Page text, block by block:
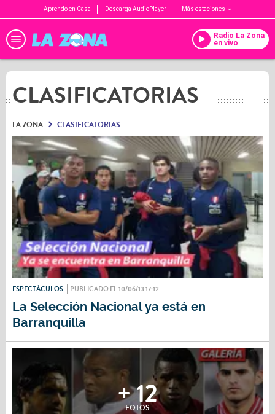
Aprendo en Casa Descarga AudioPlayer Más estaciones
Radio La Zona
en vivo
CLASIFICATORIAS
LA ZONA CLASIFICATORIAS
ESPECTÁCULOS PUBLICADO EL 10/06/13 17:12
La Selección Nacional ya está en
Barranquilla
+ 12
FOTOS